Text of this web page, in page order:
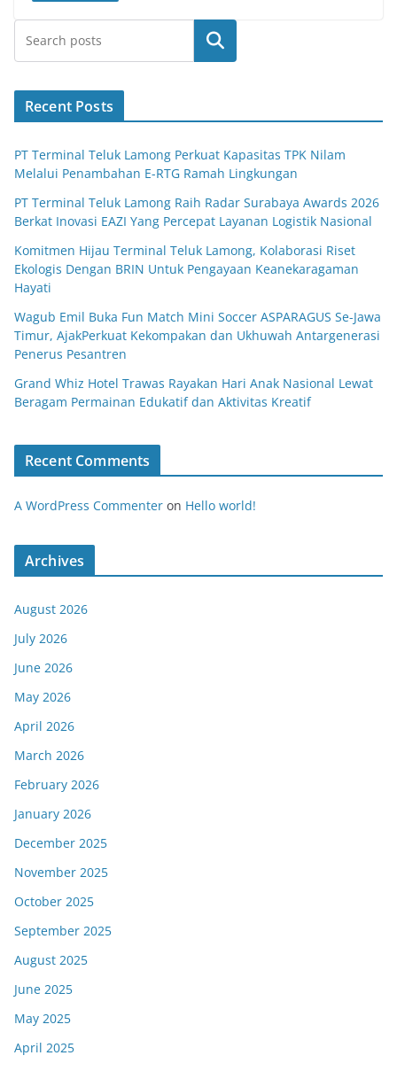
Search
Recent Posts
PT Terminal Teluk Lamong Perkuat Kapasitas TPK Nilam
Melalui Penambahan E-RTG Ramah Lingkungan
PT Terminal Teluk Lamong Raih Radar Surabaya Awards 2026
Berkat Inovasi EAZI Yang Percepat Layanan Logistik Nasional
Komitmen Hijau Terminal Teluk Lamong, Kolaborasi Riset
Ekologis Dengan BRIN Untuk Pengayaan Keanekaragaman
Hayati
Wagub Emil Buka Fun Match Mini Soccer ASPARAGUS Se-Jawa
Timur, AjakPerkuat Kekompakan dan Ukhuwah Antargenerasi
Penerus Pesantren
Grand Whiz Hotel Trawas Rayakan Hari Anak Nasional Lewat
Beragam Permainan Edukatif dan Aktivitas Kreatif
Recent Comments
A WordPress Commenter on Hello world!
Archives
August 2026
July 2026
June 2026
May 2026
April 2026
March 2026
February 2026
January 2026
December 2025
November 2025
October 2025
September 2025
August 2025
June 2025
May 2025
April 2025